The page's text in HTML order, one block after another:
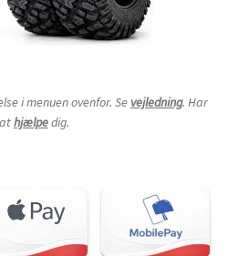
i menuen ovenfor. Se vejledning. Har
hjælpedig.